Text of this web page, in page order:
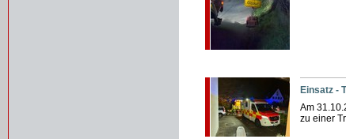
Einsatz -
Am
zu einer